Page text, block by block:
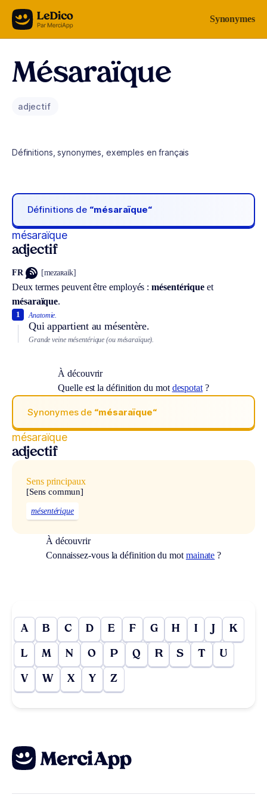
Aller au contenu Synonymes
Mésaraïque
adjectif
Définitions, synonymes, exemples en français
Définitions de “mésaraïque“
mésaraïque
adjectif
FR [mezaʀaik]
Deux termes peuvent être employés :mésentérique et
mésaraïque.
Anatomie.
Qui appartient au mésentère.
1
Grande veine mésentérique (ou mésaraïque).
À découvrir
Quelle est la définition du mot despotat?
Synonymes de “mésaraïque“
mésaraïque
adjectif
Sens principaux
[Sens commun]
mésentérique
À découvrir
Connaissez-vous la définition du mot mainate ?
A B C D E F G H I J K
L M N O P Q R S T U
V W X Y Z